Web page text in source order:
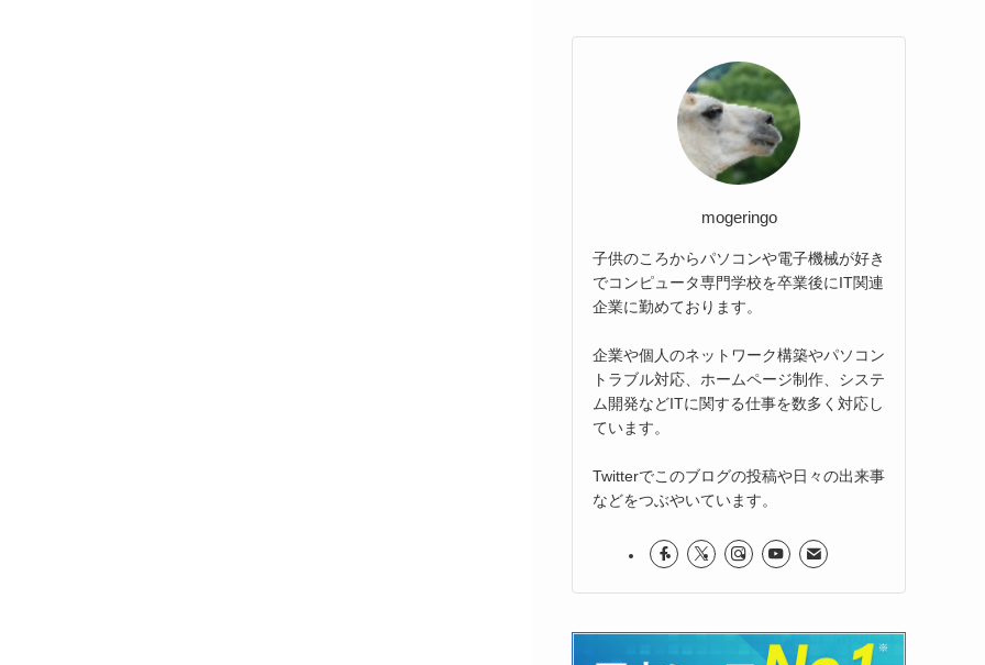
mogeringo
子供のころからパソコンや電子機械が好き
でコンピュータ専門学校を卒業後にIT関連
企業に勤めております。
企業や個人のネットワーク構築やパソコン
トラブル対応、ホームページ制作、システ
ム開発などITに関する仕事を数多く対応し
ています。
Twitterでこのブログの投稿や日々の出来事
などをつぶやいています。